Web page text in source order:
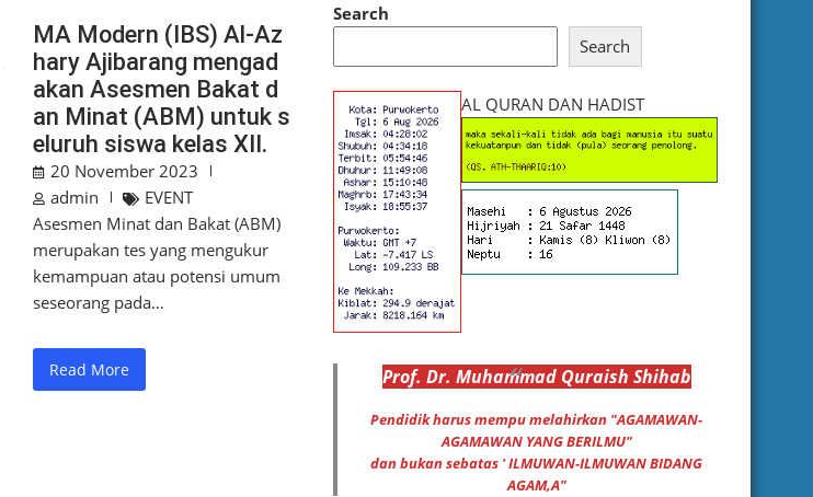
MA Modern (IBS) Al-Az
hary Ajibarang mengad
akan Asesmen Bakat d
an Minat (ABM) untuk s
eluruh siswa kelas XII.
20 November 2023
admin
EVENT
Asesmen Minat dan Bakat (ABM)
merupakan tes yang mengukur
kemampuan atau potensi umum
seseorang pada…
Read More
Search
Search
AL QURAN DAN HADIST
Prof. Dr. Muhammad Quraish Shihab
Pendidik harus mempu melahirkan "AGAMAWAN-
AGAMAWAN YANG BERILMU"
dan bukan sebatas ' ILMUWAN-ILMUWAN BIDANG
AGAM,A"